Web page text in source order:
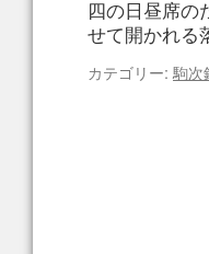
四の日昼席の
せて開かれる
カテゴリー: 駒次